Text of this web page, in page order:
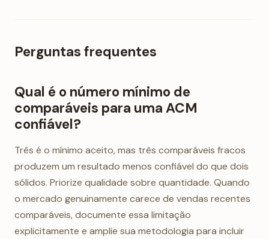
Perguntas frequentes
Qual é o número mínimo de
comparáveis para uma ACM
confiável?
Três é o mínimo aceito, mas três comparáveis fracos
produzem um resultado menos confiável do que dois
sólidos. Priorize qualidade sobre quantidade. Quando
o mercado genuinamente carece de vendas recentes
comparáveis, documente essa limitação
explicitamente e amplie sua metodologia para incluir